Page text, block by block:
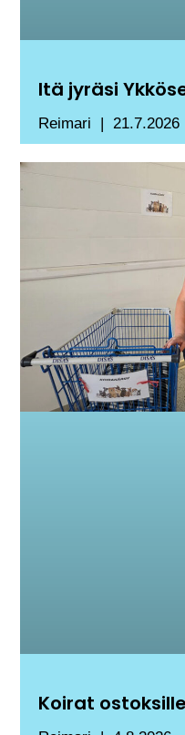
Itä jyräsi
Reimari 21.7.2026
Koirat